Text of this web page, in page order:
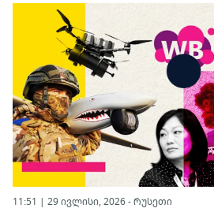
11:51 | 29 ივლისი, 2026 - რუსეთი